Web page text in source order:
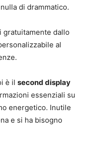
di drammatico.
gratuitamente dallo
al
è il second display
essenziali su
energetico. Inutile
e si ha bisogno